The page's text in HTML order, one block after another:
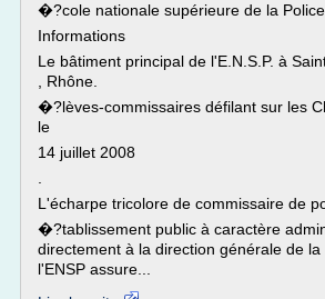
�?cole nationale supérieure de la Police
Informations
Le bâtiment principal de l'E.N.S.P. à
, Rhône.
�?lèves-commissaires défilant sur les
le
14 juillet 2008
L'écharpe tricolore de commissaire de
�?tablissement public à caractère
directement à la direction générale de la
l'ENSP assure...